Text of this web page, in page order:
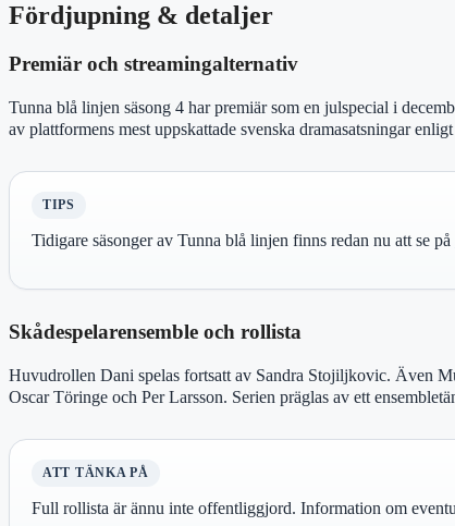
Fördjupning & detaljer
Premiär och streamingalternativ
Tunna blå linjen säsong 4 har premiär som en julspecial i
av plattformens mest uppskattade svenska dramasatsningar enligt
TIPS
Tidigare säsonger av Tunna blå linjen finns redan nu att se på
Skådespelarensemble och rollista
Huvudrollen Dani spelas fortsatt av Sandra Stojiljkovic. Även
Oscar Töringe och Per Larsson. Serien präglas av ett
ATT TÄNKA PÅ
Full rollista är ännu inte offentliggjord. Information om